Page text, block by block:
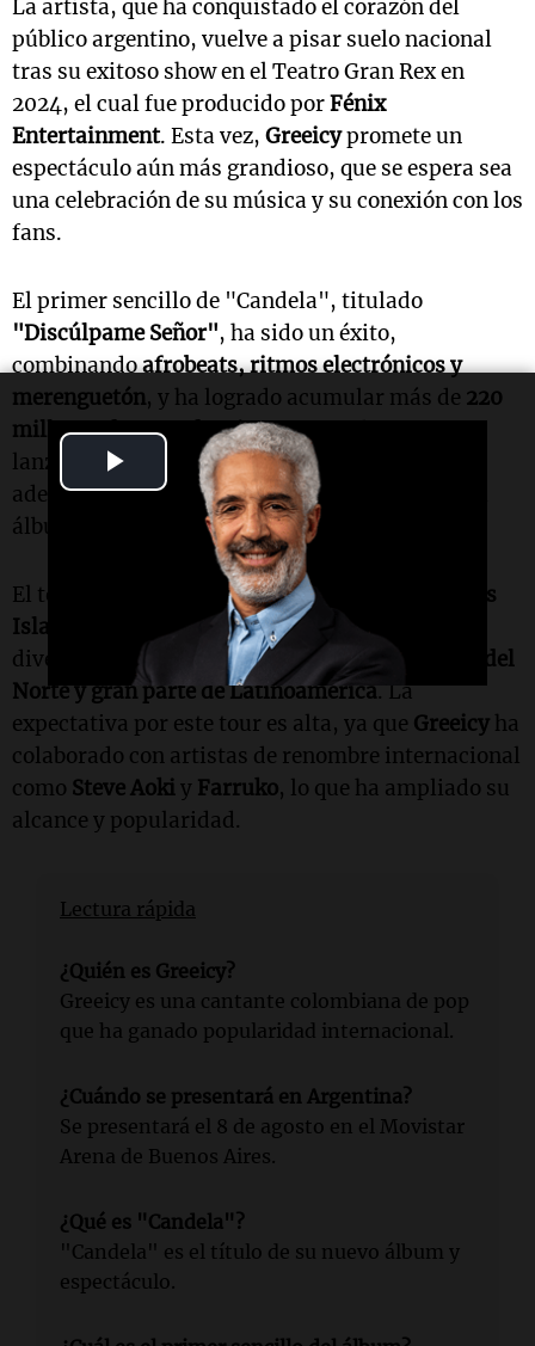
Play
Video
La artista, que ha conquistado el corazón del
público argentino, vuelve a pisar suelo nacional
tras su exitoso show en el Teatro Gran Rex en
2024, el cual fue producido porFénix
Entertainment. Esta vez, Greeicypromete un
espectáculo aún más grandioso, que se espera sea
una celebración de su música y su conexión con los
fans.
El primer sencillo de "Candela", titulado
"Discúlpame Señor", ha sido un éxito,
combinandoafrobeats, ritmos electrónicos y
merenguetón, y ha logrado acumular más de 220
millones de reproduccionesantes de su
lanzamiento oficial. Este tema ha dado un
adelanto de lo que los fans pueden esperar en el
álbum y el show.
El tour "Candela" comenzará el
17 de julio en las
Islas Canarias, España, y se extenderá por
diversas localidades delReino Unido, América del
Norte y gran parte de Latinoamérica. La
expectativa por este tour es alta, ya que Greeicy ha
colaborado con artistas de renombre internacional
como Steve Aokiy Farruko, lo que ha ampliado su
alcance y popularidad.
Lectura rápida
¿Quién es Greeicy?
Greeicy es una cantante colombiana de pop
que ha ganado popularidad internacional.
¿Cuándo se presentará en Argentina?
Se presentará el 8 de agosto en el Movistar
Arena de Buenos Aires.
¿Qué es "Candela"?
"Candela" es el título de su nuevo álbum y
espectáculo.